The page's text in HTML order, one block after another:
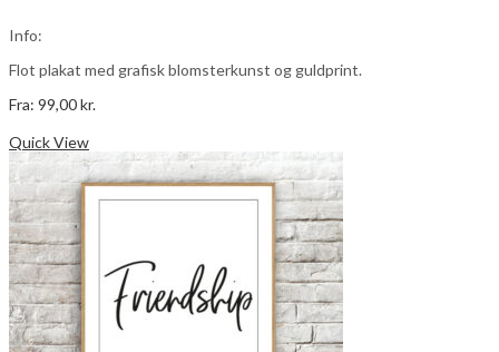
Info:
Flot plakat med grafisk blomsterkunst og guldprint.
Fra: 99,00kr.
har
flere
varianter.
på
varesiden
Quick View